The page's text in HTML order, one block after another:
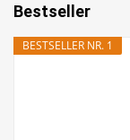
Bestseller
BESTSELLER NR. 1